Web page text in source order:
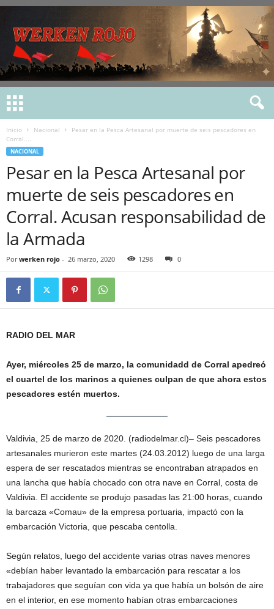
Inicio Nacional
Pesar en la Pesca Artesanal por muerte de seis pescadores en
Corral....
NACIONAL
Pesar en la Pesca Artesanal por
muerte de seis pescadores en
Corral. Acusan responsabilidad de
la Armada
Por werken rojo - 26 marzo, 2020 1298 0
RADIO DEL MAR
Ayer, miércoles 25 de marzo, la comunidadd de Corral apedreó
el cuartel de los marinos a quienes culpan de que ahora estos
pescadores estén muertos.
Valdivia, 25 de marzo de 2020. (radiodelmar.cl)– Seis pescadores
artesanales murieron este martes (24.03.2012) luego de una larga
espera de ser rescatados mientras se encontraban atrapados en
una lancha que había chocado con otra nave en Corral, costa de
Valdivia. El accidente se produjo pasadas las 21:00 horas, cuando
la barcaza «Comau» de la empresa portuaria, impactó con la
embarcación Victoria, que pescaba centolla.
Según relatos, luego del accidente varias otras naves menores
«debían haber levantado la embarcación para rescatar a los
trabajadores que seguían con vida ya que había un bolsón de aire
en el interior, en ese momento habían otras embarcaciones